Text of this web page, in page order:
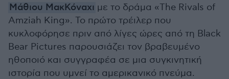
Μάθιου ΜακΚόναχι με το δράμα «The Rivals of
Amziah King». Το πρώτο τρέιλερ που
κυκλοφόρησε πριν από λίγες ώρες από τη Black
Bear Pictures παρουσιάζει τον βραβευμένο
ηθοποιό και συγγραφέα σε μια συγκινητική
ιστορία που υμνεί το αμερικανικό πνεύμα.